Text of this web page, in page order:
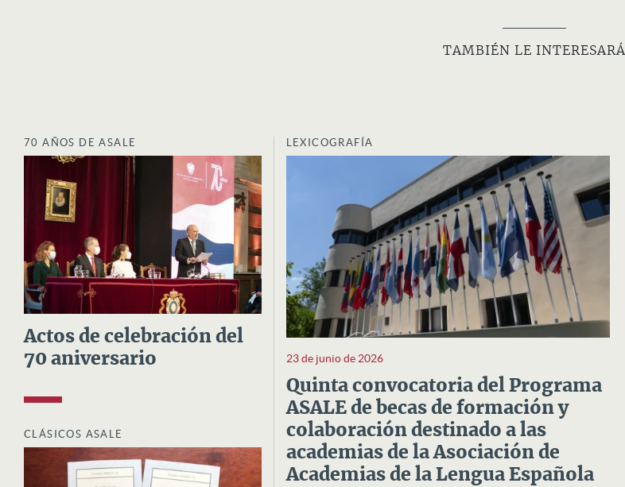
TAMBIÉN LE INTERESARÁ
70 AÑOS DE ASALE
Actos de celebración del
70 aniversario
CLÁSICOS ASALE
LEXICOGRAFÍA
23 de junio de 2026
Quinta convocatoria del Programa
ASALE de becas de formación y
colaboración destinado a las
academias de la Asociación de
Academias de la Lengua Española